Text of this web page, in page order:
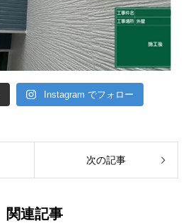
Instagram でフォロー
次の記事
関連記事